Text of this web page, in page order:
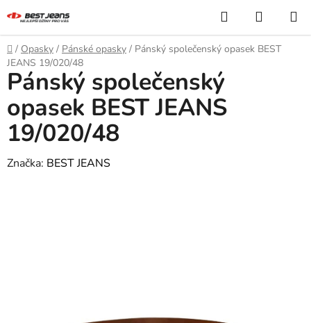
na
obsah
Hledat
KOŠÍK
Domů
/ Opasky / Pánské opasky / Pánský společenský opasek BEST
JEANS 19/020/48
Pánský společenský
opasek BEST JEANS
19/020/48
Značka: BEST JEANS